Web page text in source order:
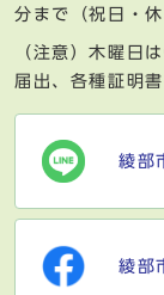
分まで（祝日・
（注意）木曜日
届出、各種証明
綾部
綾部